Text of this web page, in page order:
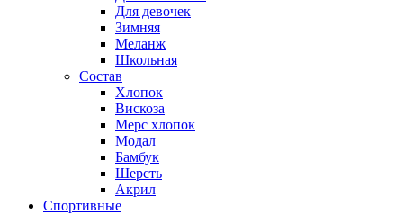
Для девочек
Зимняя
Меланж
Школьная
Состав
Хлопок
Вискоза
Мерс хлопок
Модал
Бамбук
Шерсть
Акрил
Спортивные